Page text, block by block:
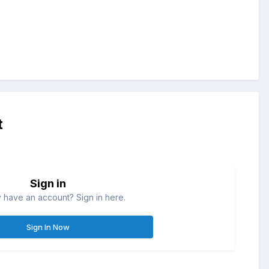
Sign in
have an account? Sign in here.
Sign In Now